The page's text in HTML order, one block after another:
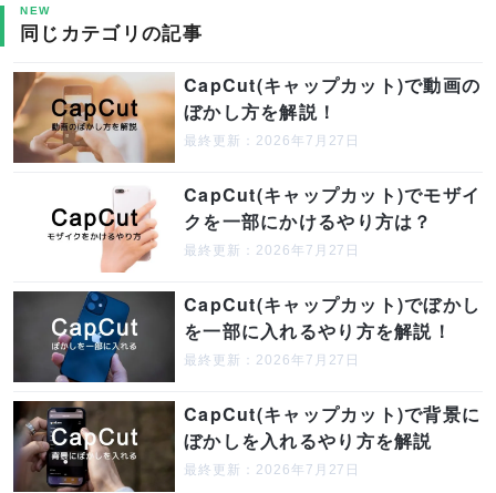
NEW
同じカテゴリの記事
CapCut(キャップカット)で動画の
ぼかし方を解説！
最終更新：2026年7月27日
CapCut(キャップカット)でモザイ
クを一部にかけるやり方は？
最終更新：2026年7月27日
CapCut(キャップカット)でぼかし
を一部に入れるやり方を解説！
最終更新：2026年7月27日
CapCut(キャップカット)で背景に
ぼかしを入れるやり方を解説
最終更新：2026年7月27日